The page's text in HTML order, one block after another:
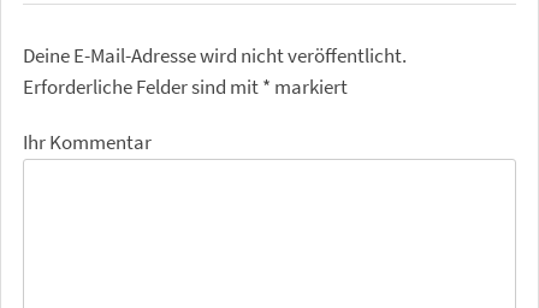
Deine E-Mail-Adresse wird nicht veröffentlicht.
Erforderliche Felder sind mit* markiert
Ihr Kommentar